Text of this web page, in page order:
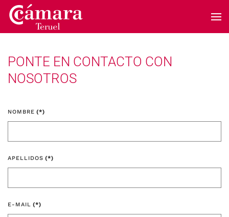
Skip to main content
PONTE EN CONTACTO CON
NOSOTROS
NOMBRE (*)
APELLIDOS (*)
E-MAIL (*)